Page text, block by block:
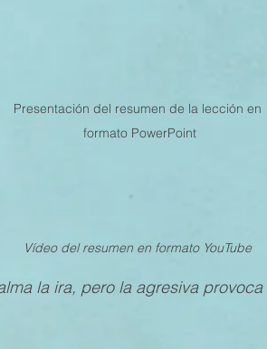
Presentación del resumen de la lección en
formato PowerPoint
Vídeo del resumen en formato YouTube
la ira, pero la agresiva provoca